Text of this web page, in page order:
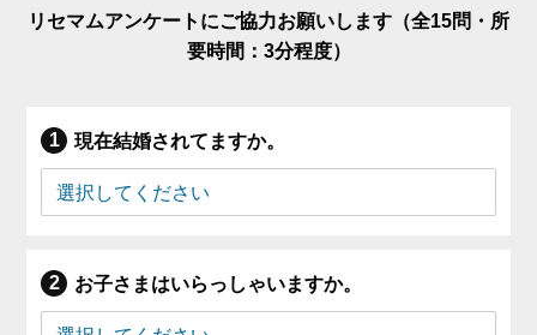
リセマムアンケートにご協力お願いします（全15問・所
要時間：3分程度）
現在結婚されてますか。
お子さまはいらっしゃいますか。